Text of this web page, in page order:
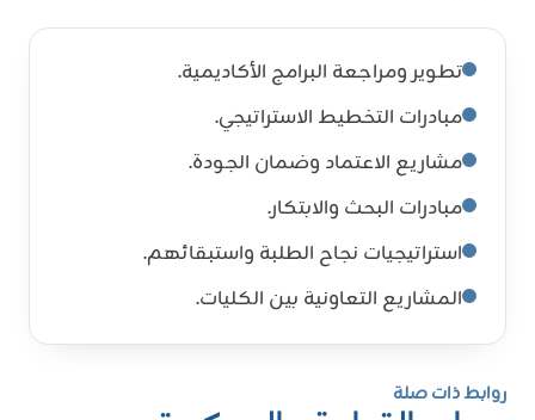
تطوير ومراجعة البرامج الأكاديمية.
مبادرات التخطيط الاستراتيجي.
مشاريع الاعتماد وضمان الجودة.
مبادرات البحث والابتكار.
استراتيجيات نجاح الطلبة واستبقائهم.
المشاريع التعاونية بين الكليات.
روابط ذات صلة